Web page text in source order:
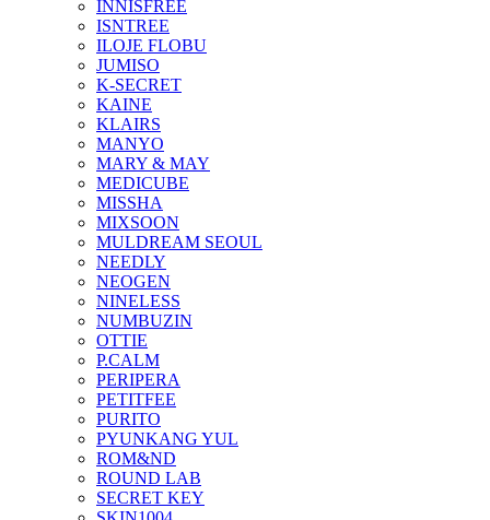
INNISFREE
ISNTREE
ILOJE FLOBU
JUMISO
K-SECRET
KAINE
KLAIRS
MANYO
MARY & MAY
MEDICUBE
MISSHA
MIXSOON
MULDREAM SEOUL
NEEDLY
NEOGEN
NINELESS
NUMBUZIN
OTTIE
P.CALM
PERIPERA
PETITFEE
PURITO
PYUNKANG YUL
ROM&ND
ROUND LAB
SECRET KEY